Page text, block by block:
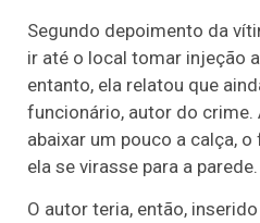
Segundo depoimento da
ir até o local tomar injeção
entanto, ela relatou que
funcionário, autor do crime.
abaixar um pouco a calça,
ela se virasse para a parede.
O autor teria, então,